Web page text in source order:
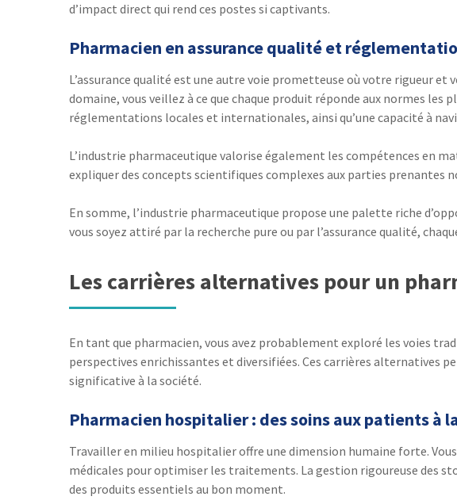
d’impact direct qui rend ces postes si captivants.
Pharmacien en assurance qualité et
L’assurance qualité est une autre voie prometteuse où votre rigueur
domaine, vous veillez à ce que chaque produit réponde aux normes
réglementations locales et internationales, ainsi qu’une capacité à
L’industrie pharmaceutique valorise également les compétences en
expliquer des concepts scientifiques complexes aux parties prenantes
En somme, l’industrie pharmaceutique propose une palette riche
vous soyez attiré par la recherche pure ou par l’assurance qualité,
Les carrières alternatives pour un
En tant que pharmacien, vous avez probablement exploré les voies
perspectives enrichissantes et diversifiées. Ces carrières alternatives
significative à la société.
Pharmacien hospitalier : des soins aux patients à
Travailler en milieu hospitalier offre une dimension humaine forte.
médicales pour optimiser les traitements. La gestion rigoureuse des
des produits essentiels au bon moment.